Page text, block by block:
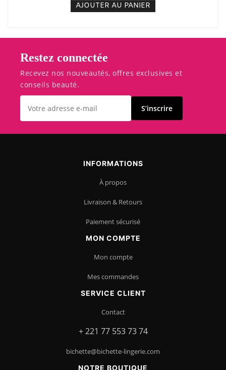
AJOUTER AU PANIER
Restez connectée
Recevez nos nouveautés, offres exclusives et
conseils beauté.
S’inscrire
INFORMATIONS
À propos
Livraison & Retours
Paiement sécurisé
MON COMPTE
Mon compte
Mes commandes
SERVICE CLIENT
Contact
+ 221 77 553 73 74
bichette@bichette-lingerie.com
NOTRE BOUTIQUE